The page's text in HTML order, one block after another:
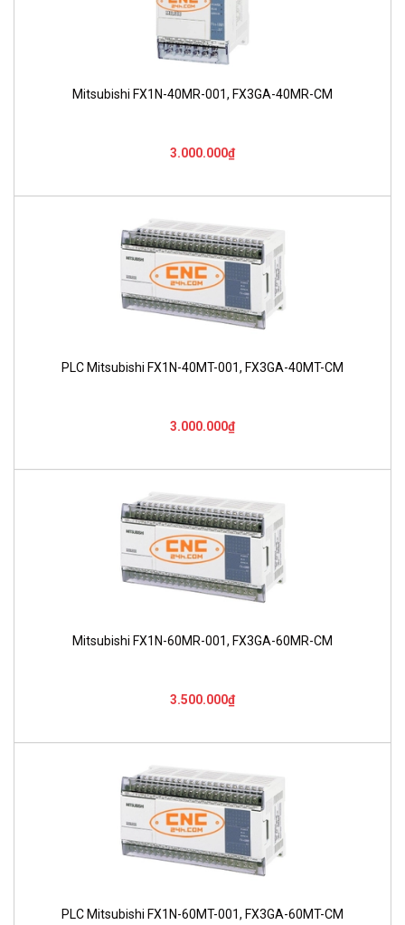
Mitsubishi FX1N-40MR-001, FX3GA-40MR-CM
3.000.000₫
PLC Mitsubishi FX1N-40MT-001, FX3GA-40MT-CM
3.000.000₫
Mitsubishi FX1N-60MR-001, FX3GA-60MR-CM
3.500.000₫
PLC Mitsubishi FX1N-60MT-001, FX3GA-60MT-CM